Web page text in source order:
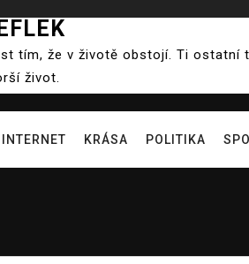
tím, že v životě obstojí. Ti ostatní
život.
INTERNET KRÁSA POLITIKA